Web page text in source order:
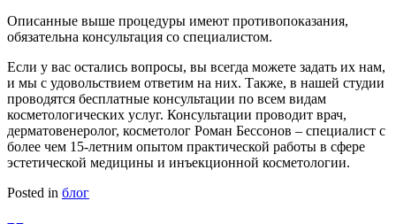
Описанные выше процедуры имеют противопоказания,
обязательна консультация со специалистом.
Если у вас остались вопросы, вы всегда можете задать их нам,
и мы с удовольствием ответим на них. Также, в нашей студии
проводятся бесплатные консультации по всем видам
косметологических услуг. Консультации проводит врач,
дерматовенеролог, косметолог Роман Бессонов – специалист с
более чем 15-летним опытом практической работы в сфере
эстетической медицины и инъекционной косметологии.
Posted in блог